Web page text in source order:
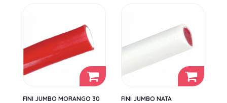
FINI JUMBO MORANGO 30
FINI JUMBO NATA